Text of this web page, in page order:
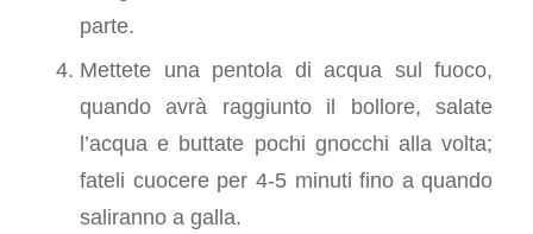
parte.
Mettete una pentola di acqua sul fuoco,
quando avrà raggiunto il bollore, salate
l’acqua e buttate pochi gnocchi alla volta;
fateli cuocere per 4-5 minuti fino a quando
saliranno a galla.